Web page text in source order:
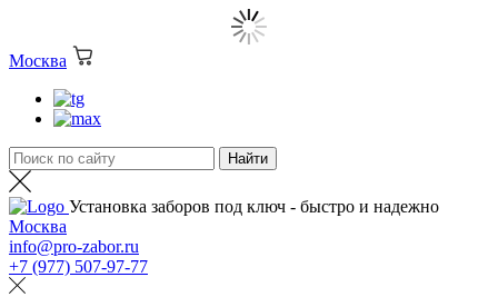
Москва
Установка заборов под ключ - быстро и надежно
Москва
info@pro-zabor.ru
+7 (977) 507-97-77